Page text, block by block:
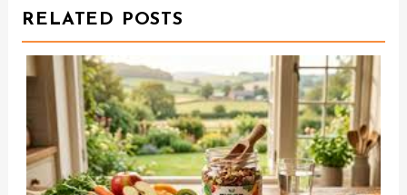
V
I
T
I
O
RELATED POSTS